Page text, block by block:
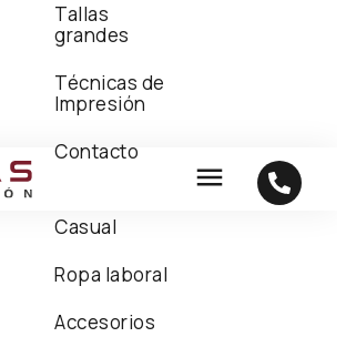
Tallas
grandes
Técnicas de
Impresión
Contacto
Casual
Ropa laboral
Accesorios